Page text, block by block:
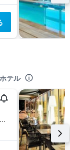
テル
ul. Poloneza 87, ワルシャワ, マゾフシェ県, ポーランド